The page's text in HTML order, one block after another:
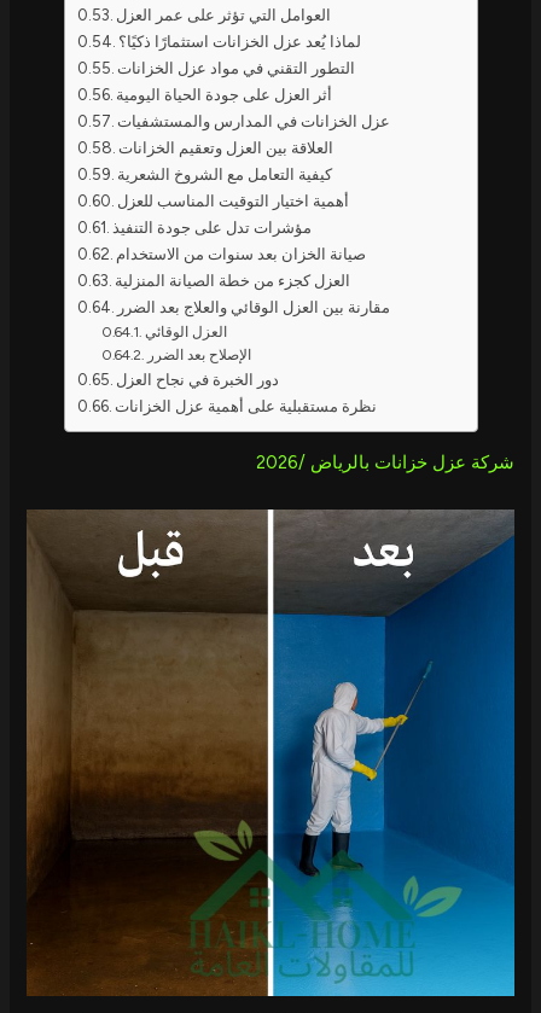
العوامل التي تؤثر على عمر العزل
لماذا يُعد عزل الخزانات استثمارًا ذكيًا؟
التطور التقني في مواد عزل الخزانات
أثر العزل على جودة الحياة اليومية
عزل الخزانات في المدارس والمستشفيات
العلاقة بين العزل وتعقيم الخزانات
كيفية التعامل مع الشروخ الشعرية
أهمية اختيار التوقيت المناسب للعزل
مؤشرات تدل على جودة التنفيذ
صيانة الخزان بعد سنوات من الاستخدام
العزل كجزء من خطة الصيانة المنزلية
مقارنة بين العزل الوقائي والعلاج بعد الضرر
العزل الوقائي
الإصلاح بعد الضرر
دور الخبرة في نجاح العزل
نظرة مستقبلية على أهمية عزل الخزانات
شركة عزل خزانات بالرياض /2026